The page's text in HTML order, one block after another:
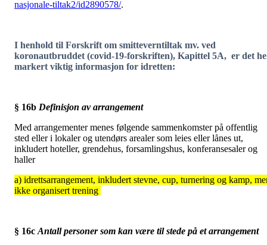
nasjonale-tiltak2/id2890578/.
I henhold til Forskrift om smitteverntiltak mv. ved
koronautbruddet (covid-19-forskriften), Kapittel 5A, er det
markert viktig informasjon for idretten:
§ 16b Definisjon av arrangement
Med arrangementer menes følgende sammenkomster på offentlig
sted eller i lokaler og utendørs arealer som leies eller lånes ut,
inkludert hoteller, grendehus, forsamlingshus, konferansesaler og
haller
a) idrettsarrangement, inkludert stevne, cup, turnering og kamp,
ikke organisert trening
§ 16c Antall personer som kan være til stede på et arrangement